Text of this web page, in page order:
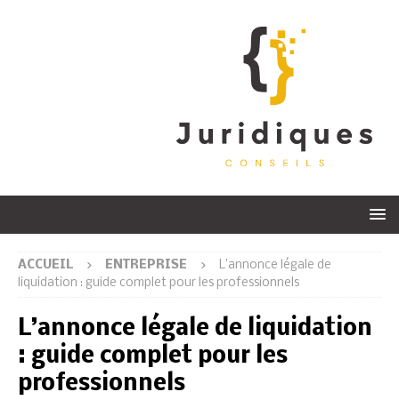
ACCUEIL ENTREPRISE
L’annonce légale de
liquidation : guide complet pour les professionnels
L’annonce légale de liquidation
: guide complet pour les
professionnels